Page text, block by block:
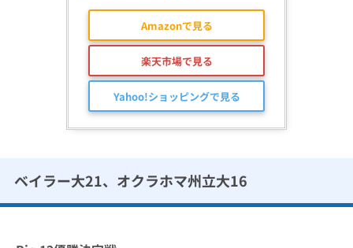
Amazonで見る
楽天市場で見る
Yahoo!ショッピングで見る
ベイラー大21、オクラホマ州立大16